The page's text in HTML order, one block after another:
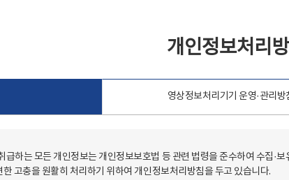
개인정보처리
영상정보처리기기 운영·관리방
하는 모든 개인정보는 개인정보보호법 등 관련 법령을 준수하여 수집·보
고충을 원활히 처리하기 위하여 개인정보처리방침을 두고 있습니다.